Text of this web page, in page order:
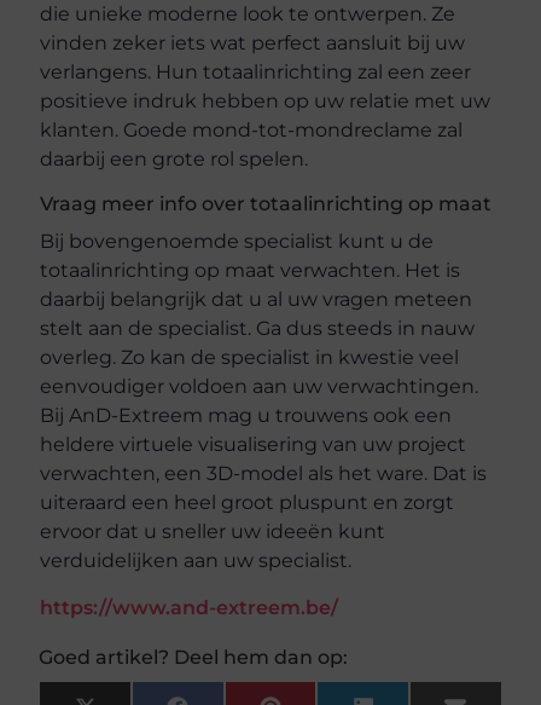
die unieke moderne look te ontwerpen. Ze
vinden zeker iets wat perfect aansluit bij uw
verlangens. Hun totaalinrichting zal een zeer
positieve indruk hebben op uw relatie met uw
klanten. Goede mond-tot-mondreclame zal
daarbij een grote rol spelen.
Vraag meer info over totaalinrichting op maat
Bij bovengenoemde specialist kunt u de
totaalinrichting op maat verwachten. Het is
daarbij belangrijk dat u al uw vragen meteen
stelt aan de specialist. Ga dus steeds in nauw
overleg. Zo kan de specialist in kwestie veel
eenvoudiger voldoen aan uw verwachtingen.
Bij AnD-Extreem mag u trouwens ook een
heldere virtuele visualisering van uw project
verwachten, een 3D-model als het ware. Dat is
uiteraard een heel groot pluspunt en zorgt
ervoor dat u sneller uw ideeën kunt
verduidelijken aan uw specialist.
https://www.and-extreem.be/
Goed artikel? Deel hem dan op: